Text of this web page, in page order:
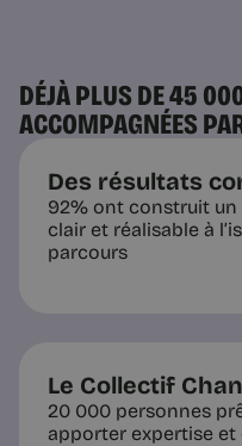
DÉJÀ PLUS DE 45
ACCOMPAGNÉES
Des résultats
92% ont construit
clair et réalisable à
parcours
Le Collectif
20 000 personnes
apporter expertise